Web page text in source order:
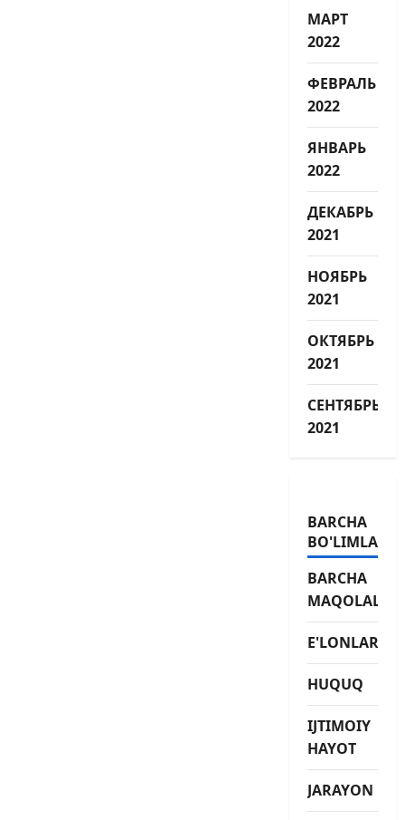
МАРТ
2022
ФЕВРАЛЬ
2022
ЯНВАРЬ
2022
ДЕКАБРЬ
2021
НОЯБРЬ
2021
ОКТЯБРЬ
2021
СЕНТЯБРЬ
2021
BARCHA
BO'LIMLAR
BARCHA
MAQOLALAR
E'LONLAR
HUQUQ
IJTIMOIY
HAYOT
JARAYON